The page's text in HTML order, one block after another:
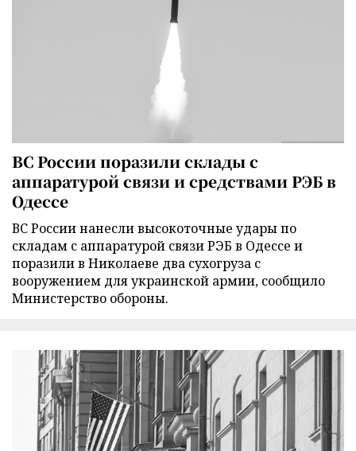
ВС России поразили склады с
аппаратурой связи и средствами РЭБ в
Одессе
ВС России нанесли высокоточные удары по
складам с аппаратурой связи РЭБ в Одессе и
поразили в Николаеве два сухогруза с
вооружением для украинской армии, сообщило
Министерство обороны.